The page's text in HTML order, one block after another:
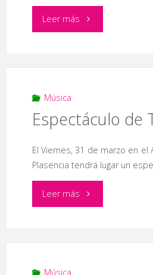
Leer más"Concierto
del
silencio’
‘Dueto
Música
Espectáculo de
El Viernes, 31 de marzo en el
Plasencia tendrá lugar un
Leer más"Espectáculo
Música